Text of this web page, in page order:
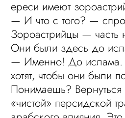
ереси имеют
— И что с того? —
Зороастрийцы — часть
Они были здесь до
— Именно! До ислама.
хотят, чтобы они были
Понимаешь? Вернуться
«чистой» персидской